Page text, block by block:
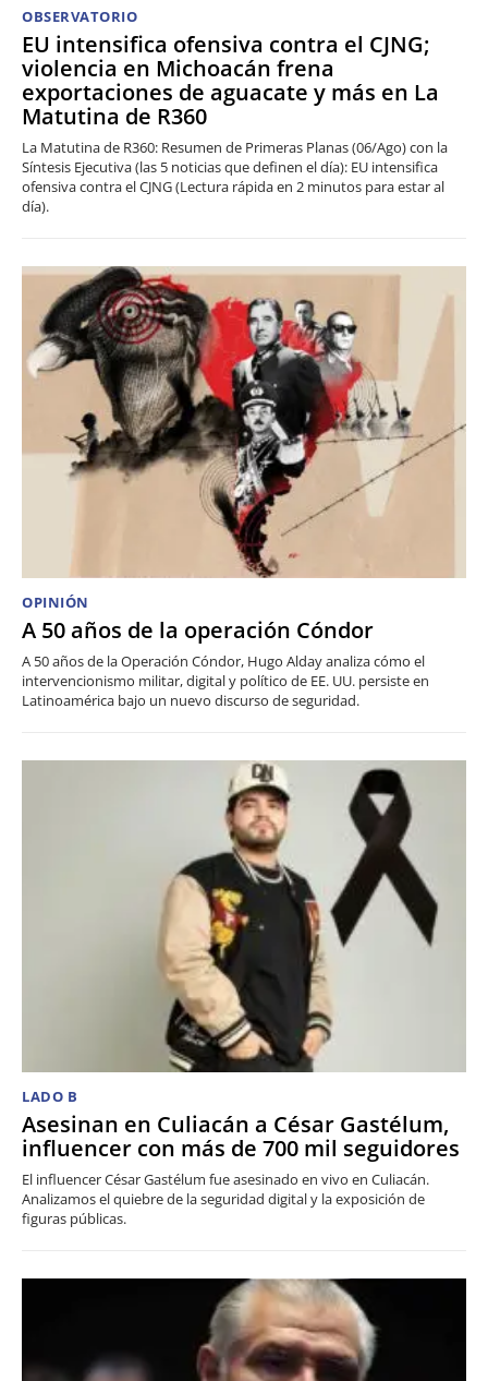
OBSERVATORIO
EU intensifica ofensiva contra el CJNG;
violencia en Michoacán frena
exportaciones de aguacate y más en La
Matutina de R360
La Matutina de R360: Resumen de Primeras Planas (06/Ago) con la
Síntesis Ejecutiva (las 5 noticias que definen el día): EU intensifica
ofensiva contra el CJNG (Lectura rápida en 2 minutos para estar al
día).
OPINIÓN
A 50 años de la operación Cóndor
A 50 años de la Operación Cóndor, Hugo Alday analiza cómo el
intervencionismo militar, digital y político de EE. UU. persiste en
Latinoamérica bajo un nuevo discurso de seguridad.
LADO B
Asesinan en Culiacán a César Gastélum,
influencer con más de 700 mil seguidores
El influencer César Gastélum fue asesinado en vivo en Culiacán.
Analizamos el quiebre de la seguridad digital y la exposición de
figuras públicas.